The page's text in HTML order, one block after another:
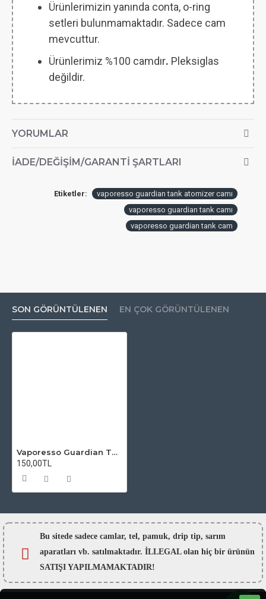
Ürünlerimizin yanında conta, o-ring
setleri bulunmamaktadır. Sadece cam
mevcuttur.
Ürünlerimiz %100 camdır. Pleksiglas
değildir.
YORUMLAR
İADE/DEĞIŞIM/GARANTI ŞARTLARI
Etiketler:
vaporesso guardian tank atomizer camı
vaporesso guardian tank camı
vaporesso guardian tank cam
SON GÖRÜNTÜLENEN EN ÇOK GÖRÜNTÜLENEN
Vaporesso Guardian Tank Atomizer Camı
150,00TL
Bu sitede sadece camlar, tel, pamuk, drip tip, sarım
aparatları vb. satılmaktadır. İLLEGAL olan hiç bir ürünün
SATIŞI YAPILMAMAKTADIR!